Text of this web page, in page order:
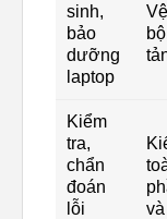
sinh,
bảo
dưỡng
laptop
Kiểm
tra,
chẩn
đoán
lỗi